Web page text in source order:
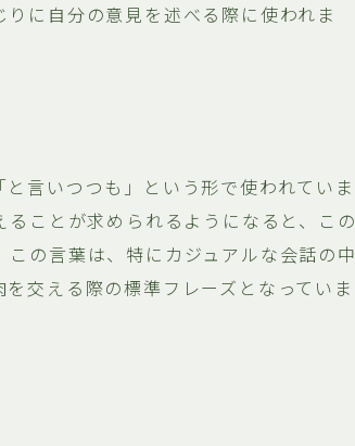
に自分の意見を述べる際に使われま
言いつつも」という形で使われていま
ことが求められるようになると、この
の言葉は、特にカジュアルな会話の中
交える際の標準フレーズとなっていま